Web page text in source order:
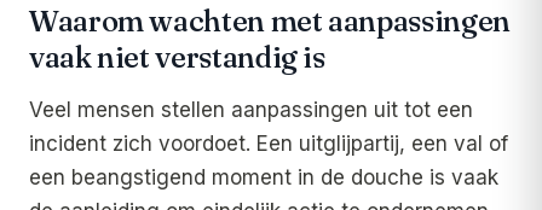
Waarom wachten met aanpassingen
vaak niet verstandig is
Veel mensen stellen aanpassingen uit tot een
incident zich voordoet. Een uitglijpartij, een val of
een beangstigend moment in de douche is vaak